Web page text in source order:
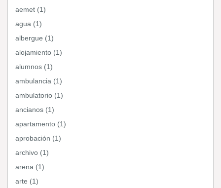
aemet (1)
agua (1)
albergue (1)
alojamiento (1)
alumnos (1)
ambulancia (1)
ambulatorio (1)
ancianos (1)
apartamento (1)
aprobación (1)
archivo (1)
arena (1)
arte (1)